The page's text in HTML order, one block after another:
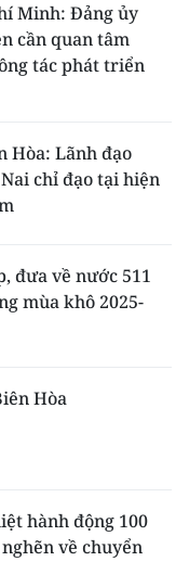
Minh: Đảng ủy
cần quan tâm
tác phát triển
Hòa: Lãnh đạo
chỉ đạo tại hiện
đưa về nước 511
mùa khô 2025-
Hòa
hành động 100
về chuyển